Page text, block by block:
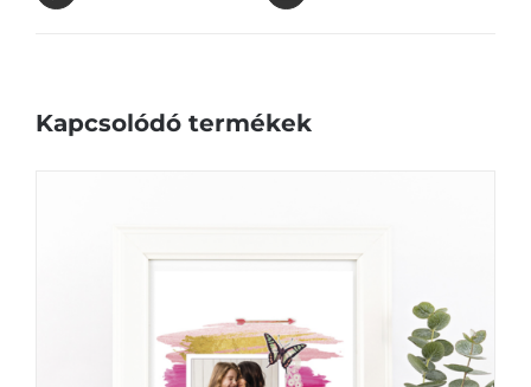
Kapcsolódó termékek